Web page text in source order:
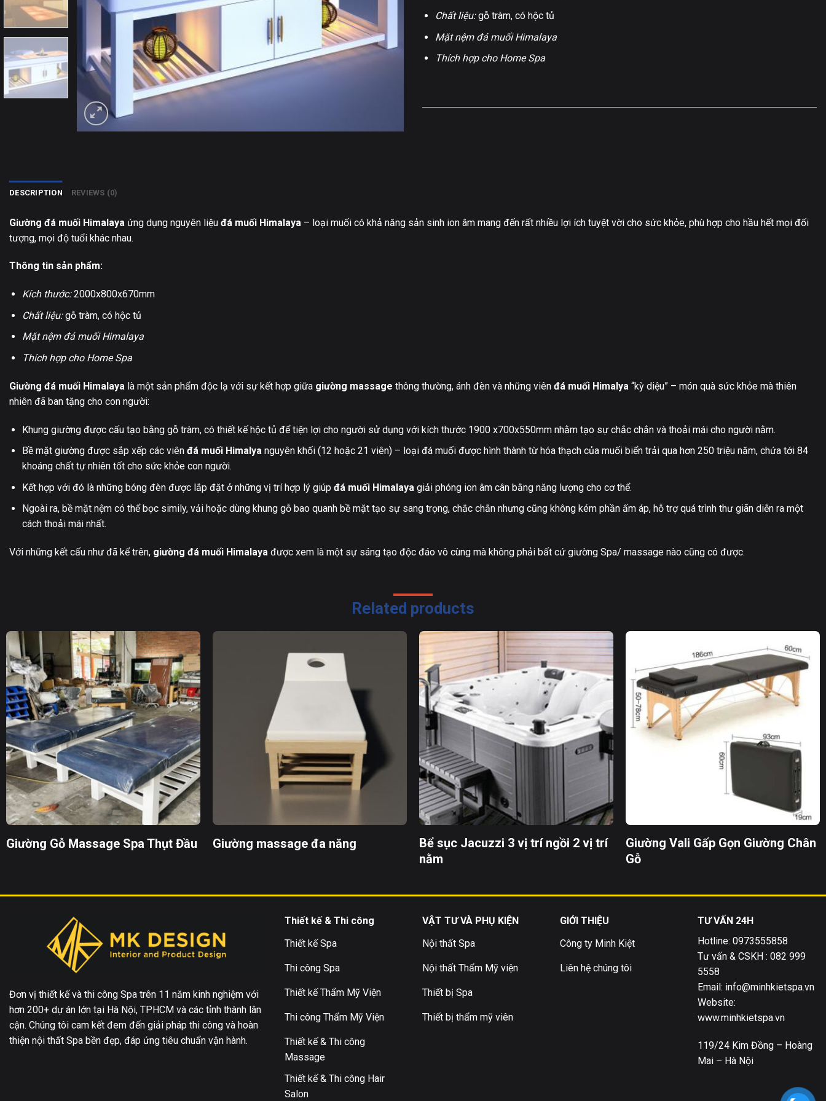
Chất liệu:gỗ tràm, có hộc tủ
Mặt nệm đá muối Himalaya
Thích hợp cho Home Spa
DESCRIPTION REVIEWS (0)
Giường đá muối Himalaya ứng dụng nguyên liệu đá muối Himalaya – loại muối có khả năng sản sinh ion âm mang đến rất nhiều lợi ích tuyệt vời cho sức khỏe, phù hợp cho hầu hết mọi đối
tượng, mọi độ tuổi khác nhau.
Thông tin sản phẩm:
Kích thước:2000x800x670mm
Chất liệu:gỗ tràm, có hộc tủ
Mặt nệm đá muối Himalaya
Thích hợp cho Home Spa
Giường đá muối Himalaya là một sản phẩm độc lạ với sự kết hợp giữa giường massage thông thường, ánh đèn và những viên đá muối Himalya “kỳ diệu” – món quà sức khỏe mà thiên
nhiên đã ban tặng cho con người:
Khung giường được cấu tạo bằng gỗ tràm, có thiết kế hộc tủ để tiện lợi cho người sử dụng với kích thước 1900 x700x550mm nhằm tạo sự chắc chắn và thoải mái cho người nằm.
Bề mặt giường được sắp xếp các viên đá muối Himalyanguyên khối (12 hoặc 21 viên) – loại đá muối được hình thành từ hóa thạch của muối biển trải qua hơn 250 triệu năm, chứa tới 84
khoáng chất tự nhiên tốt cho sức khỏe con người.
Kết hợp với đó là những bóng đèn được lắp đặt ở những vị trí hợp lý giúp đá muối Himalaya giải phóng ion âm cân bằng năng lượng cho cơ thể.
Ngoài ra, bề mặt nệm có thể bọc simily, vải hoặc dùng khung gỗ bao quanh bề mặt tạo sự sang trọng, chắc chắn nhưng cũng không kém phần ấm áp, hỗ trợ quá trình thư giãn diễn ra một
cách thoải mái nhất.
Với những kết cấu như đã kể trên, giường đá muối Himalaya được xem là một sự sáng tạo độc đáo vô cùng mà không phải bất cứ giường Spa/ massage nào cũng có được.
Related products
Giường Gỗ Massage Spa Thụt Đầu Giường massage đa năng
Bể sục Jacuzzi 3 vị trí ngồi 2 vị trí
nằm
Giường Vali Gấp Gọn Giường Chân
Gỗ
Đơn vị thiết kế và thi công Spa trên 11 năm kinh nghiệm với
hơn 200+ dự án lớn tại Hà Nội, TPHCM và các tỉnh thành lân
cận. Chúng tôi cam kết đem đến giải pháp thi công và hoàn
thiện nội thất Spa bền đẹp, đáp ứng tiêu chuẩn vận hành.
Thiết kế & Thi công
Thiết kế Spa
Thi công Spa
Thiết kế Thẩm Mỹ Viện
Thi công Thẩm Mỹ Viện
Thiết kế & Thi công
Massage
Thiết kế & Thi công Hair
Salon
VẬT TƯ VÀ PHỤ KIỆN
Nội thất Spa
Nội thất Thẩm Mỹ viện
Thiết bị Spa
Thiết bị thẩm mỹ viên
GIỚI THIỆU
Công ty Minh Kiệt
Liên hệ chúng tôi
TƯ VẤN 24H
Hotline: 0973555858
Tư vấn & CSKH : 082 999
5558
Email: info@minhkietspa.vn
Website:
www.minhkietspa.vn
119/24 Kim Đồng – Hoàng
Mai – Hà Nội